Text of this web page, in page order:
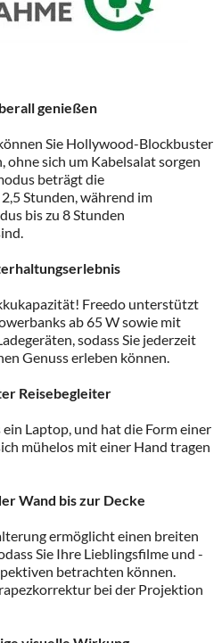
genießen
Sie Hollywood-Blockbuster
ohne sich um Kabelsalat sorgen
beträgt die
Stunden, während im
bis zu 8 Stunden
Freedo unterstützt
ab 65 W sowie mit
sodass Sie jederzeit
Genuss erleben können.
Reisebegleiter
Laptop, und hat die Form einer
mühelos mit einer Hand tragen
Wand bis zur Decke
ermöglicht einen breiten
Sie Ihre Lieblingsfilme und -
betrachten können.
bei der Projektion